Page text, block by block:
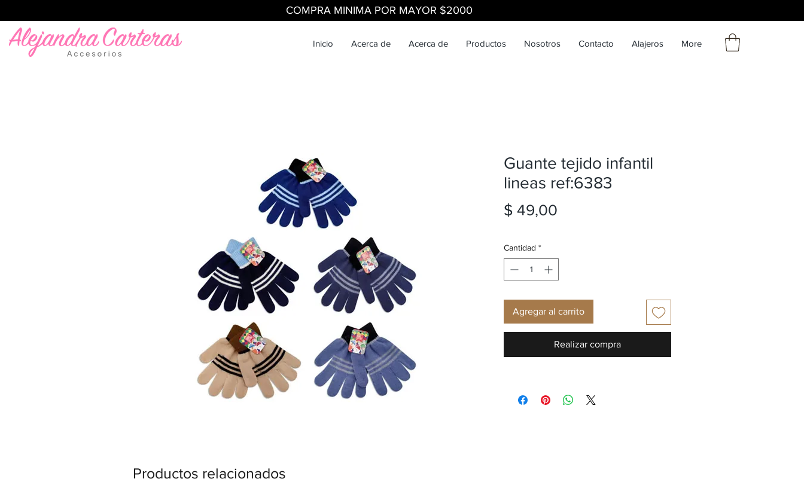
COMPRA MINIMA POR MAYOR $2000
Inicio Acerca de Acerca de Productos Nosotros Contacto Alajeros More
Guante tejido infantil
lineas ref:6383
$ 49,00
Cantidad *
Agregar al carrito
Realizar compra
Productos relacionados